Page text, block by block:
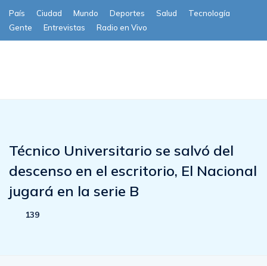
País Ciudad Mundo Deportes Salud
Tecnología
Gente
Entrevistas Radio en Vivo
Técnico Universitario se salvó del
descenso en el escritorio, El Nacional
jugará en la serie B
139